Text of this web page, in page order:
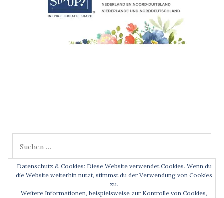
Datenschutz & Cookies: Diese Website verwendet Cookies. Wenn du
die Website weiterhin nutzt, stimmst du der Verwendung von Cookies
zu.
Weitere Informationen, beispielsweise zur Kontrolle von Cookies,